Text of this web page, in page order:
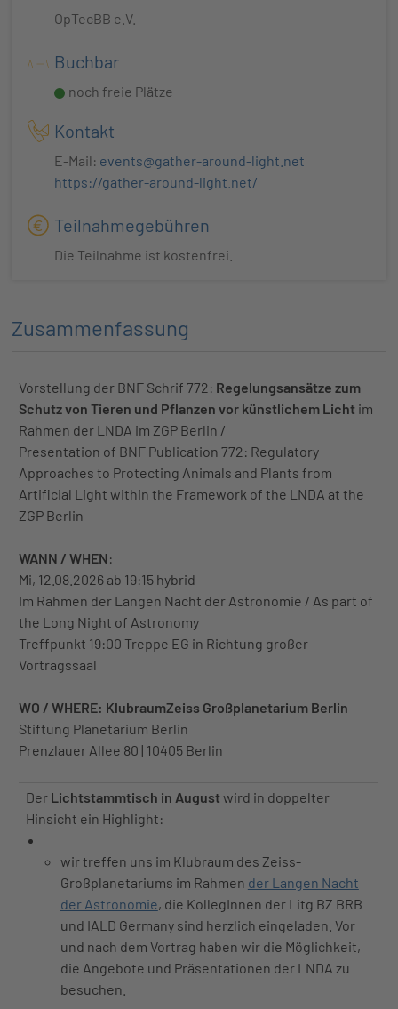
OpTecBB e.V.
Buchbar
noch freie Plätze
Kontakt
E-Mail: events@gather-around-light.net
https://gather-around-light.net/
Teilnahmegebühren
Die Teilnahme ist kostenfrei.
Zusammenfassung
Vorstellung der BNF Schrif 772: Regelungsansätze zum
Schutz von Tieren und Pflanzen vor künstlichem Licht im
Rahmen der LNDA im ZGP Berlin /
Presentation of BNF Publication 772: Regulatory
Approaches to Protecting Animals and Plants from
Artificial Light within the Framework of the LNDA at the
ZGP Berlin
WANN / WHEN:
Mi, 12.08.2026 ab 19:15 hybrid
Im Rahmen der Langen Nacht der Astronomie / As part of
the Long Night of Astronomy
Treffpunkt 19:00 Treppe EG in Richtung großer
Vortragssaal
WO / WHERE: KlubraumZeiss Großplanetarium Berlin
Stiftung Planetarium Berlin
Prenzlauer Allee 80 | 10405 Berlin
Der Lichtstammtisch in Augustwird in doppelter
Hinsicht ein Highlight:
wir treffen uns im Klubraum des Zeiss-
Großplanetariums im Rahmen der Langen Nacht
der Astronomie, die KollegInnen der Litg BZ BRB
und IALD Germany sind herzlich eingeladen. Vor
und nach dem Vortrag haben wir die Möglichkeit,
die Angebote und Präsentationen der LNDA zu
besuchen.